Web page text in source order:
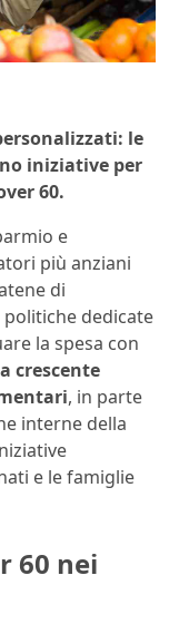
le
iniziative per
60.
e
più anziani
di
dedicate
la spesa con
crescente
, in parte
interne della
e le famiglie
60 nei